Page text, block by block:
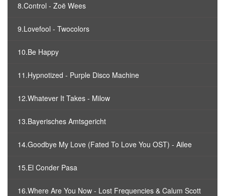
8.Control - Zoë Wees
9.Lovefool - Twocolors
10.Be Happy
11.Hypnotized - Purple Disco Machine
12.Whatever It Takes - Milow
13.Bayerisches Amtsgericht
14.Goodbye My Love (Fated To Love You OST) - Ailee
15.El Conder Pasa
16.Where Are You Now - Lost Frequencies & Calum Scott